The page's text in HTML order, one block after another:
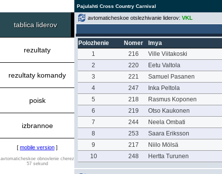
Pajulahti Cross Country Carnival
tablica liderov
rezultaty
rezultaty komandy
poisk
izbrannoe
[ mobile version ]
avtomaticheskoe obnovlenie cherez
57 sekund
avtomaticheskoe otslezhivanie liderov: VKL
Polozhenie Nomer
Imya
1
216
Ville Viitakoski
2
220
Eetu Valtola
3
221
Samuel Pasanen
4
247
Inka Peltola
5
218
Rasmus Koponen
6
219
Otso Kaukonen
7
244
Neela Ombati
8
253
Saara Eriksson
9
217
Niilo Mölsä
10
248 Hertta Turunen